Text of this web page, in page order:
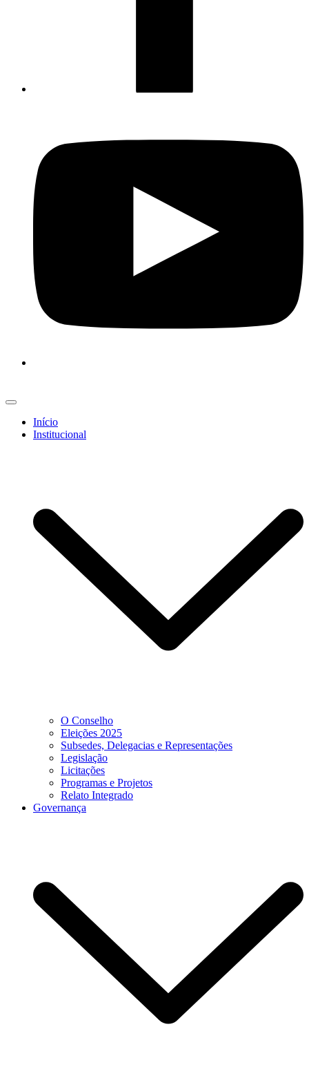
Início
Institucional
O Conselho
Eleições 2025
Subsedes, Delegacias e Representações
Legislação
Licitações
Programas e Projetos
Relato Integrado
Governança